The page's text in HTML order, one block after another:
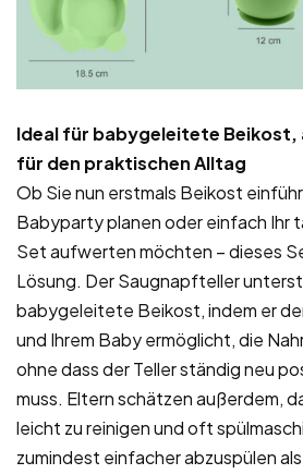
Ideal für babygeleitete Beikost,
für den praktischen Alltag
Ob Sie nun erstmals Beikost
Babyparty planen oder einfach Ihr
Set aufwerten möchten – dieses
Lösung. Der Saugnapfteller
babygeleitete Beikost, indem er
und Ihrem Baby ermöglicht, die
ohne dass der Teller ständig neu
muss. Eltern schätzen außerdem,
leicht zu reinigen und oft
zumindest einfacher abzuspülen